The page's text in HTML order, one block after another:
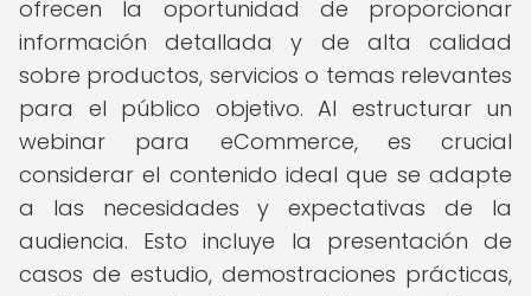
ofrecen la oportunidad de proporcionar
información detallada y de alta calidad
sobre productos, servicios o temas relevantes
para el público objetivo. Al estructurar un
webinar para eCommerce, es crucial
considerar el contenido ideal que se adapte
a las necesidades y expectativas de la
audiencia. Esto incluye la presentación de
casos de estudio, demostraciones prácticas,